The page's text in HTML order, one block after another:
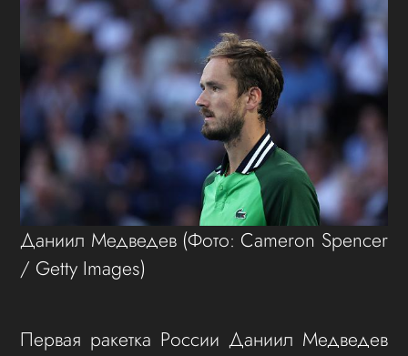
Даниил Медведев (Фото: Cameron Spencer
/ Getty Images)
Первая ракетка России Даниил Медведев